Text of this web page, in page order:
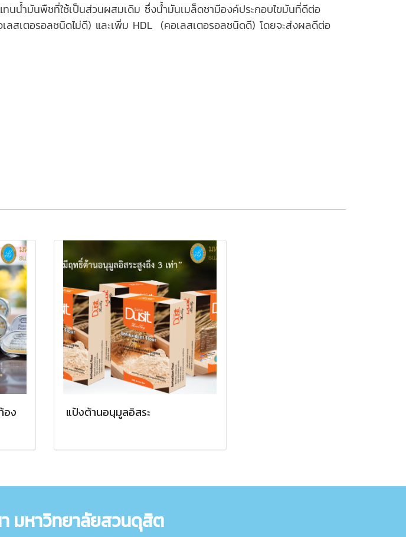
น้ำมันพืชที่ใช้เป็นส่วนผสมเดิม ซึ่งน้ำมันเมล็ดชามีองค์ประกอบไขมันที่ดีต่อ
ลสเตอรอลชนิดไม่ดี) และเพิ่ม HDL (คอเลสเตอรอลชนิดดี) โดยจะส่งผลดีต่อ
อง แป้งต้านอนุมูลอิสระ
มหาวิทยาลัยสวนดุสิต